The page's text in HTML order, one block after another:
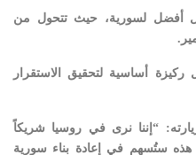
أفضل لسورية، حيث تتحول من
ركيزة أساسية لتحقيق الاستقرار
“إننا نرى في روسيا شريكاً
هذه ستُسهم في إعادة بناء سورية